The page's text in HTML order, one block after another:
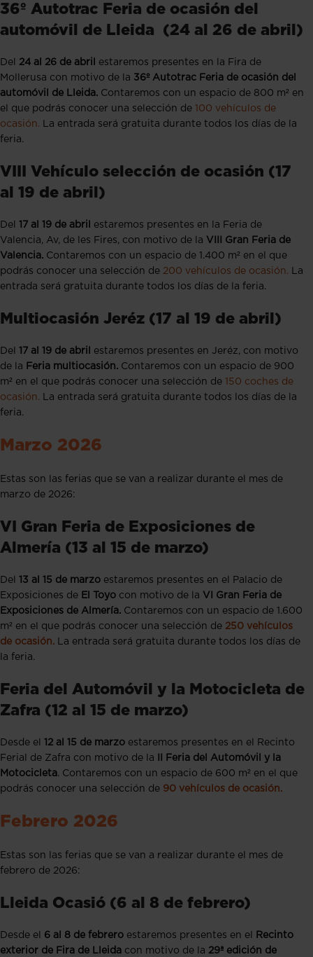
36º Autotrac Feria de ocasión del
automóvil de Lleida (24 al 26 de abril)
Del 24 al 26 de abril
estaremos presentes en la Fira de
Mollerusa con motivo de la 36º Autotrac Feria de ocasión del
automóvil de Lleida. Contaremos con un espacio de 800 m² en
el que podrás conocer una selección de 100 vehículos de
ocasión. La entrada será gratuita durante todos los días de la
feria.
VIII Vehículo selección de ocasión (17
al 19 de abril)
Del 17 al 19 de abril
estaremos presentes en la Feria de
Valencia, Av, de les Fires, con motivo de la VIII Gran Feria de
Valencia. Contaremos con un espacio de 1.400 m² en el que
podrás conocer una selección de 200 vehículos de ocasión. La
entrada será gratuita durante todos los días de la feria.
Multiocasión Jeréz (17 al 19 de abril)
Del 17 al 19 de abril
estaremos presentes en Jeréz, con motivo
de la Feria multiocasión. Contaremos con un espacio de 900
m² en el que podrás conocer una selección de 150 coches de
ocasión. La entrada será gratuita durante todos los días de la
feria.
Marzo 2026
Estas son las ferias que se van a realizar durante el mes de
marzo de 2026:
VI Gran Feria de Exposiciones de
Almería (13 al 15 de marzo)
Del 13 al 15 de marzo estaremos presentes en el Palacio de
Exposiciones de El Toyo con motivo de la VI Gran Feria de
Exposiciones de Almería. Contaremos con un espacio de 1.600
m² en el que podrás conocer una selección de 250 vehículos
de ocasión. La entrada será gratuita durante todos los días de
la feria.
Feria del Automóvil y la Motocicleta de
Zafra (12 al 15 de marzo)
Desde el 12 al 15 de marzo estaremos presentes en el Recinto
Ferial de Zafra con motivo de la
II Feria del Automóvil y la
Motocicleta. Contaremos con un espacio de 600 m² en el que
podrás conocer una selección de 90 vehículos de ocasión.
Febrero 2026
Estas son las ferias que se van a realizar durante el mes de
febrero de 2026:
Lleida Ocasió (6 al 8 de febrero)
Desde el 6 al 8 de febrero estaremos presentes en el
Recinto
exterior de Fira de Lleida con motivo de la 29ª edición de